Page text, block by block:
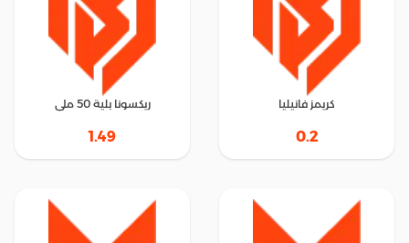
كريمز فانيليا
0.2
ريكسونا بلية 50 ملى
1.49